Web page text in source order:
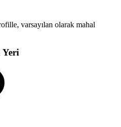
varsayılan olarak mahal